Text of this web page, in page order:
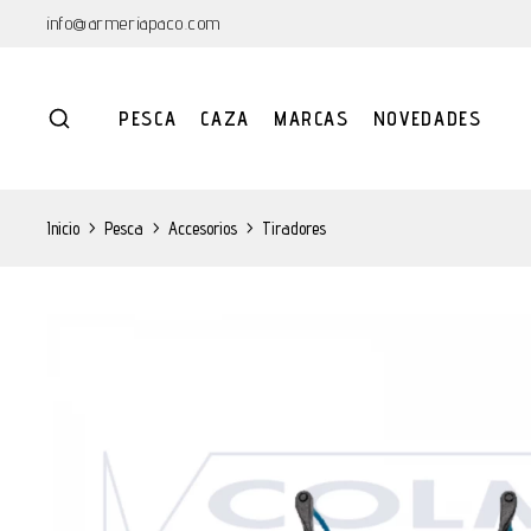
info@armeriapaco.com
PESCA CAZA MARCAS NOVEDADES
Inicio > Pesca > Accesorios > Tiradores